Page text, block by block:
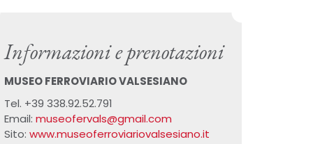
Informazioni e prenotazioni
MUSEO FERROVIARIO VALSESIANO
Tel. +39 338.92.52.791
Email: museofervals@gmail.com
Sito: www.museoferroviariovalsesiano.it